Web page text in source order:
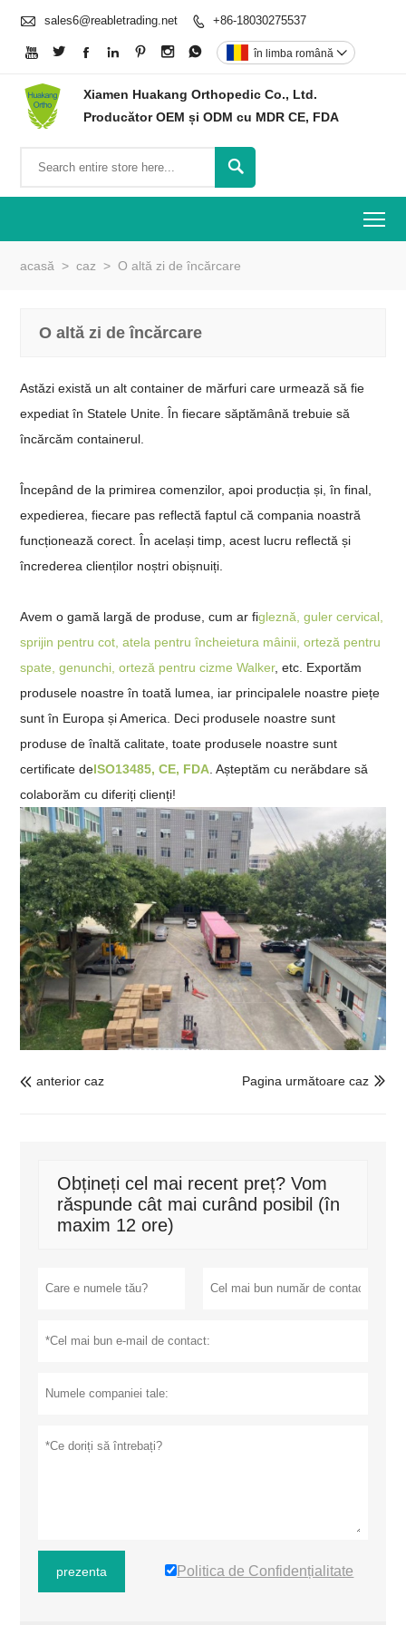
 sales6@reabletrading.net  +86-18030275537
       în limba română 
Xiamen Huakang Orthopedic Co., Ltd.
Producător OEM și ODM cu MDR CE, FDA

acasă > caz > O altă zi de încărcare
O altă zi de încărcare
Astăzi există un alt container de mărfuri care urmează să fie
expediat în Statele Unite. În fiecare săptămână trebuie să
încărcăm containerul.
Începând de la primirea comenzilor, apoi producția și, în final,
expedierea, fiecare pas reflectă faptul că compania noastră
funcționează corect. În același timp, acest lucru reflectă și
încrederea clienților noștri obișnuiți.
Avem o gamă largă de produse, cum ar figleznă, guler cervical,
sprijin pentru cot, atela pentru încheietura mâinii, orteză pentru
spate, genunchi, orteză pentru cizme Walker, etc. Exportăm
produsele noastre în toată lumea, iar principalele noastre piețe
sunt în Europa și America. Deci produsele noastre sunt
produse de înaltă calitate, toate produsele noastre sunt
certificate deISO13485, CE, FDA . Așteptăm cu nerăbdare să
colaborăm cu diferiți clienți!
 anterior caz 
Pagina următoare caz
Obțineți cel mai recent preț? Vom
răspunde cât mai curând posibil (în
maxim 12 ore)
prezenta Politica de Confidențialitate